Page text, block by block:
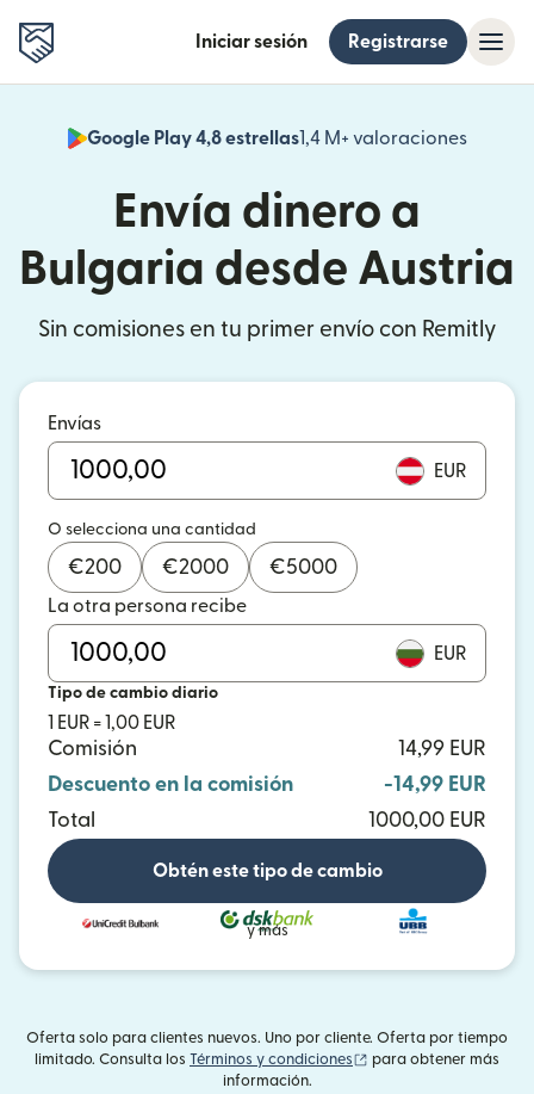
Iniciar sesión Registrarse
Google Play 4,8 estrellas1,4 M+ valoraciones
(se
Envía dinero a
Bulgaria desde Austria
Sin comisiones en tu primer envío con Remitly
Envías
EUR
O selecciona una cantidad
€200 €2000 €5000
La otra persona recibe
EUR
Tipo de cambio diario
1 EUR = 1,00 EUR
Comisión
14,99 EUR
Descuento en la comisión
-14,99 EUR
Total
1000,00 EUR
Obtén este tipo de cambio
y más
Oferta solo para clientes nuevos. Uno por cliente. Oferta por tiempo
limitado. Consulta los Términos y condiciones (se abre en una
para obtener más
información.